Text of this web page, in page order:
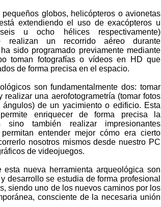
globos, helicópteros o avionetas
extendiendo el uso de exacópteros u
u ocho hélices respectivamente)
realizan un recorrido aéreo durante
sido programado previamente mediante
toman fotografías o vídeos en HD que
de forma precisa en el espacio.
son fundamentalmente dos: tomar
realizar una aerofotogrametría (tomar fotos
de un yacimiento o edificio. Esta
enriquecer de forma precisa la
también realizar impresionantes
entender mejor cómo era cierto
nosotros mismos desde nuestro PC
de videojuegos.
nueva herramienta arqueológica son
desarrollo se estudia de forma profesional
siendo uno de los nuevos caminos por los
consciente de la necesaria unión